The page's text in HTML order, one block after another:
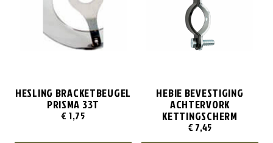
HESLING BRACKETBEUGEL
PRISMA 33T
€ 1,75
HEBIE BEVESTIGING
ACHTERVORK
KETTINGSCHERM
€ 7,45